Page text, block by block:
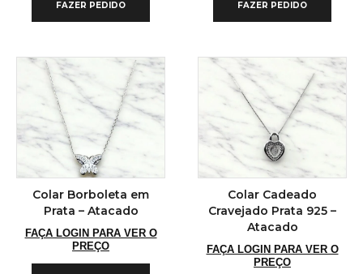
FAZER PEDIDO FAZER PEDIDO
Colar Borboleta em
Prata – Atacado
FAÇA LOGIN PARA VER O
PREÇO
Colar Cadeado
Cravejado Prata 925 –
Atacado
FAÇA LOGIN PARA VER O
PREÇO